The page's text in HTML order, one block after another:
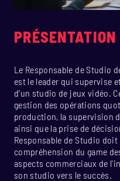
PRÉSENTATION
Le Responsable de Studio
est le leader qui supervise
d'un studio de jeux vidéo.
gestion des opérations
production, la supervision
ainsi que la prise de
Responsable de Studio
compréhension du game
aspects commerciaux de
son studio vers le succès.